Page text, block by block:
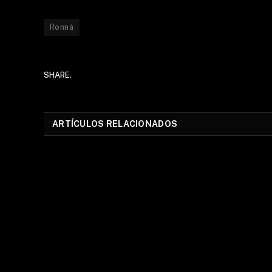
Ronná
SHARE.
ARTÍCULOS RELACIONADOS